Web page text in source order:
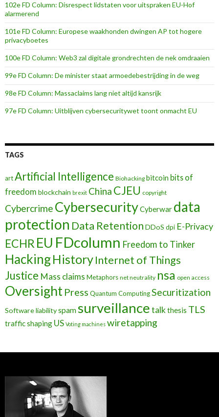
102e FD Column: Disrespect lidstaten voor uitspraken EU-Hof
alarmerend
101e FD Column: Europese waakhonden dwingen AP tot hogere
privacyboetes
100e FD Column: Web3 zal digitale grondrechten de nek omdraaien
99e FD Column: De minister staat armoedebestrijding in de weg
98e FD Column: Massaclaims lang niet altijd kansrijk
97e FD Column: Uitblijven cybersecuritywet toont onmacht EU
TAGS
artArtificial Intelligence Biohacking bitcoin bits of
freedom blockchain brexit China CJEU copyright
Cybercrime CybersecurityCyberwar data
protection Data Retention DDoS dpi E-Privacy
ECHR EU FDcolumn Freedom to Tinker
HackingHistoryInternet of Things
Justice Mass claims Metaphors net neutrality nsa open access
Oversight Press Quantum ComputingSecuritization
Software liabilityspam surveillancetalk thesis TLS
traffic shaping US Voting machines wiretapping